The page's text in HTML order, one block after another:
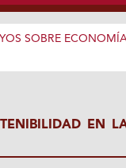
SOBRE
EN